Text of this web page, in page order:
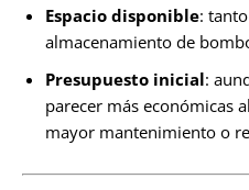
Espacio disponible:
almacenamiento de
Presupuesto inicial:
parecer más económicas
mayor mantenimiento o